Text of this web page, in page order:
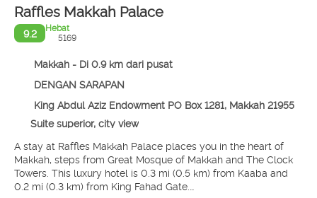
Raffles Makkah Palace
9.2
Hebat
5169
Makkah - Di 0.9 km dari pusat
DENGAN SARAPAN
King Abdul Aziz Endowment PO Box 1281, Makkah 21955
Suite superior, city view
A stay at Raffles Makkah Palace places you in the heart of
Makkah, steps from Great Mosque of Makkah and The Clock
Towers. This luxury hotel is 0.3 mi (0.5 km) from Kaaba and
0.2 mi (0.3 km) from King Fahad Gate.